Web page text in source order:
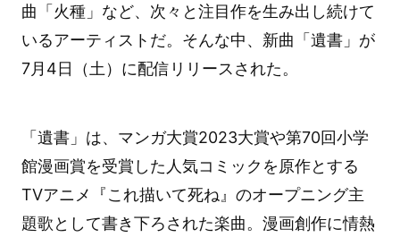
曲「火種」など、次々と注目作を生み出し続けて
いるアーティストだ。そんな中、新曲「遺書」が
7月4日（土）に配信リリースされた。
「遺書」は、マンガ大賞2023大賞や第70回小学
館漫画賞を受賞した人気コミックを原作とする
TVアニメ『これ描いて死ね』のオープニング主
題歌として書き下ろされた楽曲。漫画創作に情熱